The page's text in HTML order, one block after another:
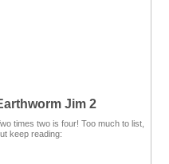
Jim 2
times two is four! Too much to list,
keep reading: